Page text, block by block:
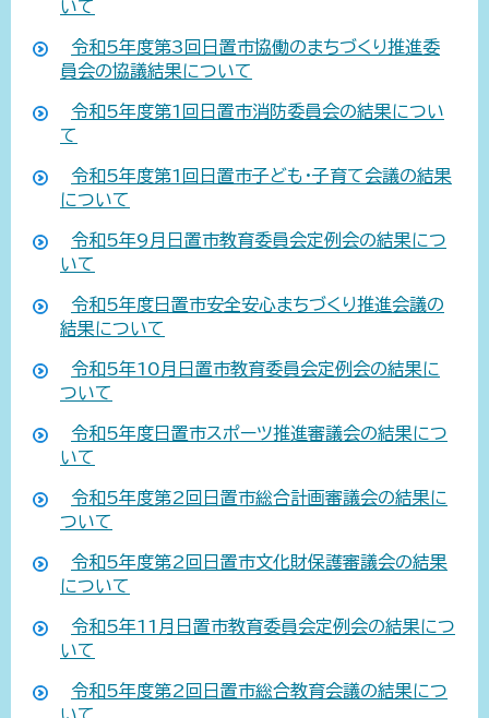
いて
令和5年度第3回日置市協働のまちづくり推進委
員会の協議結果について
令和5年度第1回日置市消防委員会の結果につい
て
令和5年度第1回日置市子ども・子育て会議の結果
について
令和5年9月日置市教育委員会定例会の結果につ
いて
令和5年度日置市安全安心まちづくり推進会議の
結果について
令和5年10月日置市教育委員会定例会の結果に
ついて
令和5年度日置市スポーツ推進審議会の結果につ
いて
令和5年度第2回日置市総合計画審議会の結果に
ついて
令和5年度第2回日置市文化財保護審議会の結果
について
令和5年11月日置市教育委員会定例会の結果につ
いて
令和5年度第2回日置市総合教育会議の結果につ